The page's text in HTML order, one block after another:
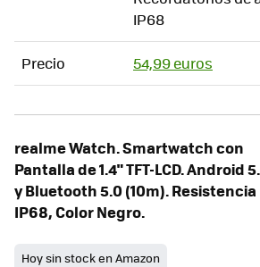
IP68
Precio 54,99 euros
realme Watch. Smartwatch con
Pantalla de 1.4" TFT-LCD. Android
y Bluetooth 5.0 (10m). Resistencia
IP68, Color Negro.
Hoy sin stock en Amazon